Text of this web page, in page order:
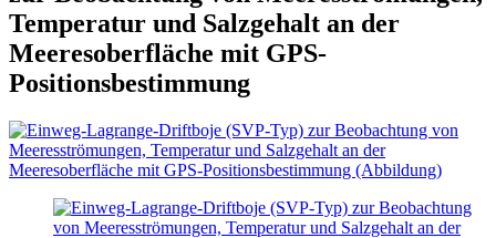
Temperatur und Salzgehalt an der
Meeresoberfläche mit GPS-
Positionsbestimmung